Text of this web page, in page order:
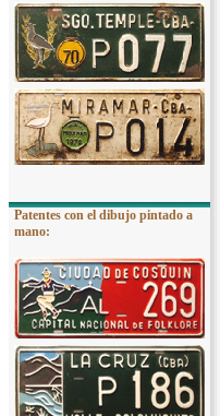
Patentes con el dibujo pintado a
mano: